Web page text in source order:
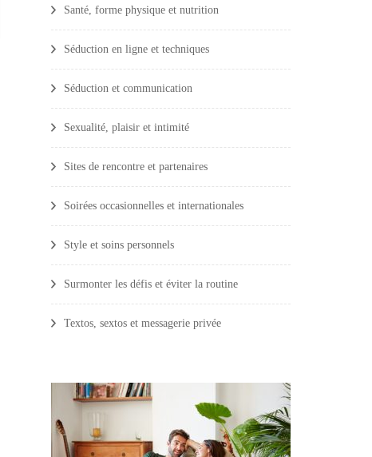
Santé, forme physique et nutrition
Séduction en ligne et techniques
Séduction et communication
Sexualité, plaisir et intimité
Sites de rencontre et partenaires
Soirées occasionnelles et internationales
Style et soins personnels
Surmonter les défis et éviter la routine
Textos, sextos et messagerie privée